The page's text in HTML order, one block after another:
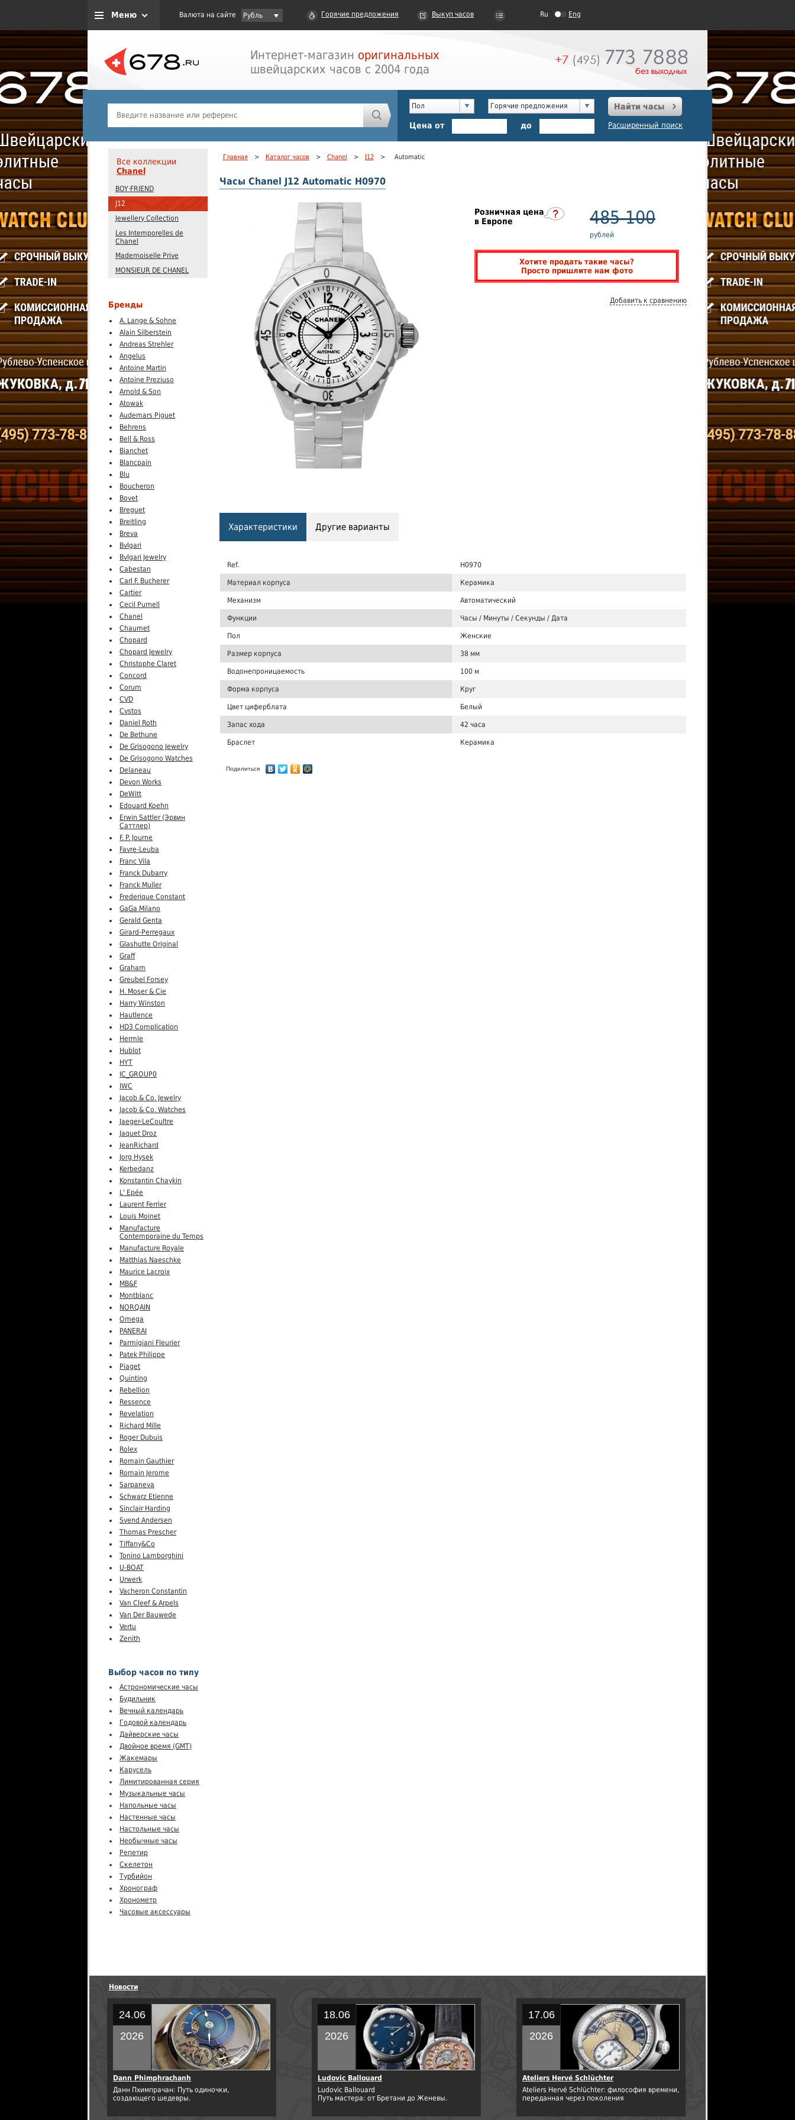
Меню Валюта на сайте Рубль Горячие предложения Выкуп часов Ru Eng
Интернет-магазин оригинальных
швейцарских часов с 2004 года
Пол Горячие предложения
Найти часы
Цена от
до Расширенный поиск
Все коллекции
Chanel
BOY·FRIEND
J12
Jewellery Collection
Les Intemporelles de
Chanel
Mademoiselle Prive
MONSIEUR DE CHANEL
Бренды
A. Lange & Sohne
Alain Silberstein
Andreas Strehler
Angelus
Antoine Martin
Antoine Preziuso
Arnold & Son
Atowak
Audemars Piguet
Behrens
Bell & Ross
Bianchet
Blancpain
Blu
Boucheron
Bovet
Breguet
Breitling
Breva
Bvlgari
Bvlgari Jewelry
Cabestan
Carl F. Bucherer
Cartier
Cecil Purnell
Chanel
Chaumet
Chopard
Chopard Jewelry
Christophe Claret
Concord
Corum
CVD
Cvstos
Daniel Roth
De Bethune
De Grisogono Jewelry
De Grisogono Watches
Delaneau
Devon Works
DeWitt
Edouard Koehn
Erwin Sattler (Эрвин
Саттлер)
F. P. Journe
Favre-Leuba
Franc Vila
Franck Dubarry
Franck Muller
Frederique Constant
GaGa Milano
Gerald Genta
Girard-Perregaux
Glashutte Original
Graff
Graham
Greubel Forsey
H. Moser & Cie
Harry Winston
Hautlence
HD3 Complication
Hermle
Hublot
HYT
IC_GROUP0
IWC
Jacob & Co. Jewelry
Jacob & Co. Watches
Jaeger-LeCoultre
Jaquet Droz
JeanRichard
Jorg Hysek
Kerbedanz
Konstantin Chaykin
L' Epée
Laurent Ferrier
Louis Moinet
Manufacture
Contemporaine du Temps
Manufacture Royale
Matthias Naeschke
Maurice Lacroix
MB&F
Montblanc
NORQAIN
Omega
PANERAI
Parmigiani Fleurier
Patek Philippe
Piaget
Quinting
Rebellion
Ressence
Revelation
Richard Mille
Roger Dubuis
Rolex
Romain Gauthier
Romain Jerome
Sarpaneva
Schwarz Etienne
Sinclair Harding
Svend Andersen
Thomas Prescher
Tiffany&Co
Tonino Lamborghini
U-BOAT
Urwerk
Vacheron Constantin
Van Cleef & Arpels
Van Der Bauwede
Vertu
Zenith
Выбор часов по типу
Астрономические часы
Будильник
Вечный календарь
Годовой календарь
Дайверские часы
Двойное время (GMT)
Жакемары
Карусель
Лимитированная серия
Музыкальные часы
Напольные часы
Настенные часы
Настольные часы
Необычные часы
Репетир
Скелетон
Турбийон
Хронограф
Хронометр
Часовые аксессуары
Главная > Каталог часов > Chanel > J12 > Automatic
Часы Chanel J12 Automatic H0970
Розничная цена
в Европе
485 100
рублей
Хотите продать такие часы?
Просто пришлите нам фото
Добавить к сравнению
Характеристики Другие варианты
Ref. H0970
Материал корпуса Керамика
Механизм Автоматический
Функции Часы / Минуты / Секунды / Дата
Пол Женские
Размер корпуса 38 мм
Водонепроницаемость 100 м
Форма корпуса Круг
Цвет циферблата Белый
Запас хода 42 часа
Браслет Керамика
Поделиться
Новости
24.06
2026
Dann Phimphrachanh
Данн Пхимпрачан: Путь одиночки,
создающего шедевры.
18.06
2026
Ludovic Ballouard
Ludovic Ballouard
Путь мастера: от Бретани до Женевы.
17.06
2026
Ateliers Hervé Schlüchter
Ateliers Hervé Schlüchter: философия времени,
переданная через поколения